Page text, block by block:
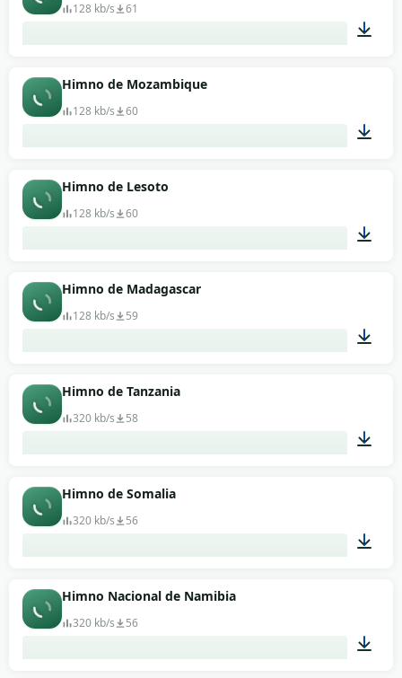
128 kb/s 61
Himno de Mozambique
128 kb/s 60
Himno de Lesoto
128 kb/s 60
Himno de Madagascar
128 kb/s 59
Himno de Tanzania
320 kb/s 58
Himno de Somalia
320 kb/s 56
Himno Nacional de Namibia
320 kb/s 56